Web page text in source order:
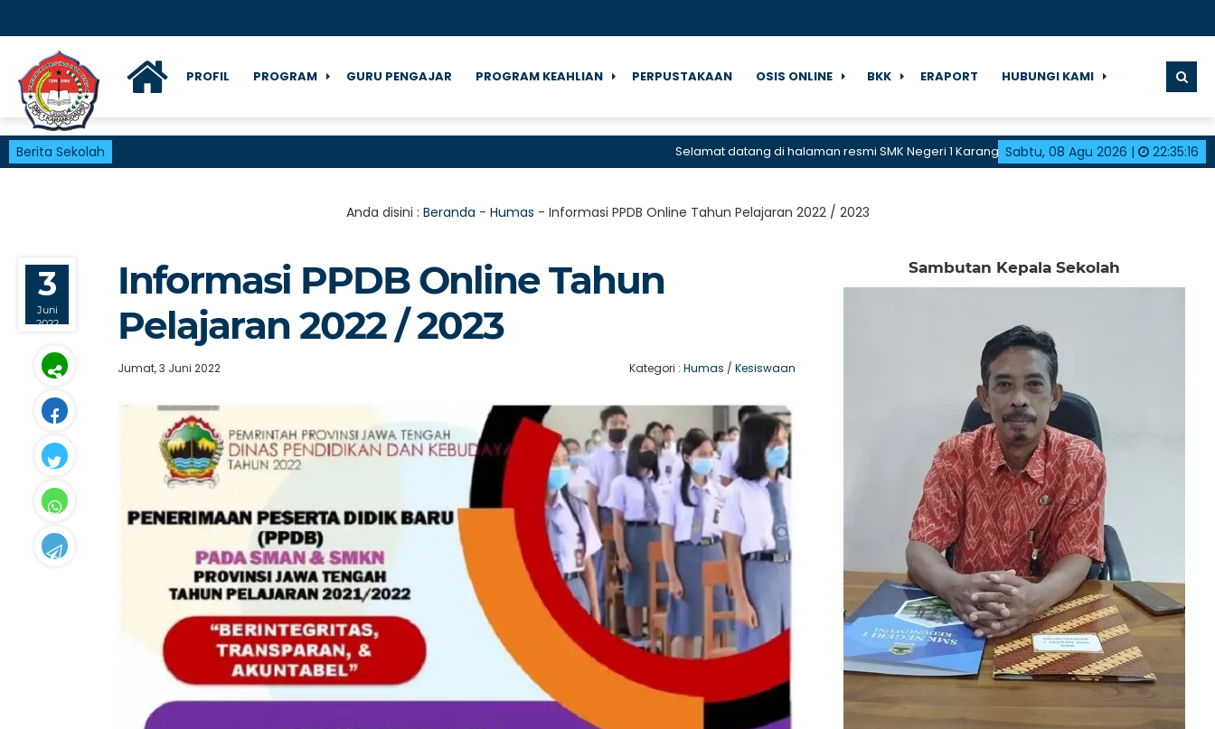
PROFIL PROGRAM GURU PENGAJAR PROGRAM KEAHLIAN PERPUSTAKAAN OSIS ONLINE BKK ERAPORT HUBUNGI KAMI
Berita Sekolah Sabtu, 08 Agu 2026 | 22:35:17
Selamat datang di halaman resmi SMK Negeri 1 Karangdadap
Anda disini : Beranda - Humas - Informasi PPDB Online Tahun Pelajaran 2022 / 2023
3
Juni
2022
Informasi PPDB Online Tahun
Pelajaran 2022 / 2023
Jumat, 3 Juni 2022 Kategori :Humas /Kesiswaan
Sambutan Kepala Sekolah